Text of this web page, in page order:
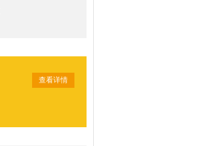
查看详情